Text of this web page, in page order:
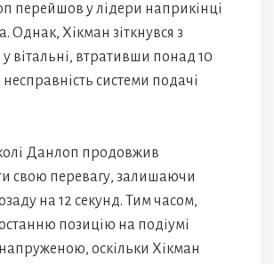
перейшов у лідери наприкінці
Однак, Хікман зіткнувся з
вітальні, втративши понад 10
системи подачі
Данлоп продовжив
свою перевагу, залишаючи
на 12 секунд. Тим часом,
позицію на подіумі
оскільки Хікман